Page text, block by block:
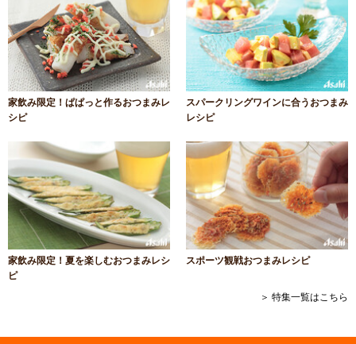
家飲み限定！ぱぱっと作るおつまみレ
シピ
スパークリングワインに合うおつまみ
レシピ
家飲み限定！夏を楽しむおつまみレシ
ピ
スポーツ観戦おつまみレシピ
＞ 特集一覧はこちら